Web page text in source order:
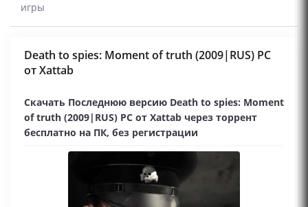
игры
Death to spies: Moment of truth (2009|RUS) PC
от Xattab
Скачать Последнюю версию Death to spies: Moment
of truth (2009|RUS) PC от Xattab через торрент
бесплатно на ПК, без регистрации